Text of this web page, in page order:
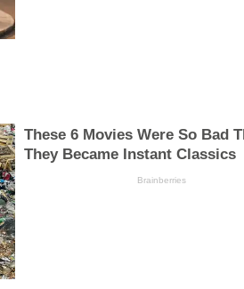
These 6 Movies Were So Bad
They Became Instant Classics
Brainberries